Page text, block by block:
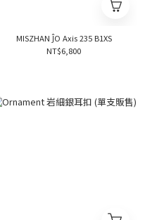
MISZHAN ĴO Axis 235 B1XS
NT$6,800